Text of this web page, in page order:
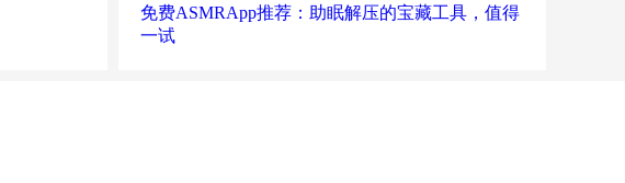
免费ASMRApp推荐：助眠解压的宝藏工具，值得
一试